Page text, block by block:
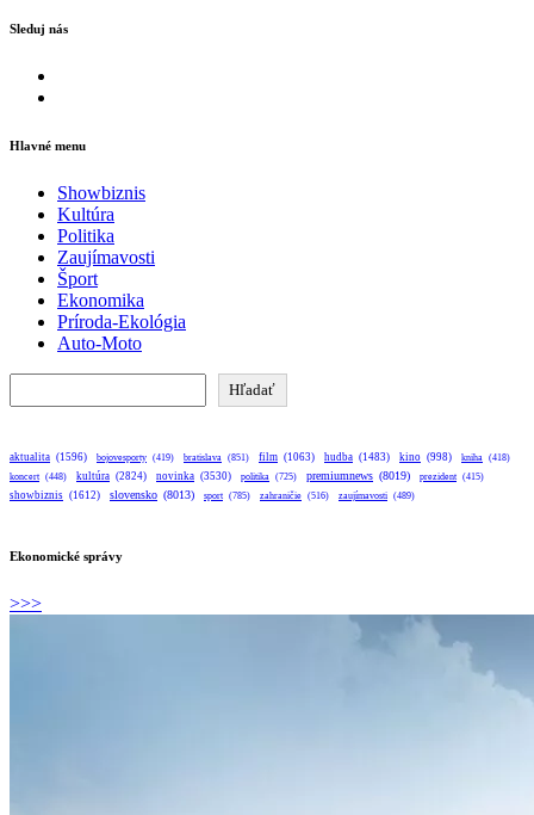
Sleduj nás
Hlavné menu
Showbiznis
Kultúra
Politika
Zaujímavosti
Šport
Ekonomika
Príroda-Ekológia
Auto-Moto
Hľadať
aktualita (1596) bojovesporty (419) bratislava (851) film (1063) hudba (1483) kino (998) kniha (418)
koncert (448) kultúra (2824) novinka (3530) politika (725) premiumnews (8019) prezident (415)
showbiznis (1612) slovensko (8013) sport (785) zahraničie (516) zaujímavosti (489)
Ekonomické správy
>>>